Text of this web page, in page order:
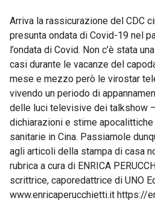
Arriva la rassicurazione del CDC
presunta ondata di Covid-19 nel
l’ondata di Covid. Non c’è stata
casi durante le vacanze del
mese e mezzo però le virostar
vivendo un periodo di
delle luci televisive dei talkshow
dichiarazioni e stime
sanitarie in Cina. Passiamole
agli articoli della stampa di casa
rubrica a cura di ENRICA
scrittrice, caporedattrice di UNO
www.enricaperucchietti.it https://